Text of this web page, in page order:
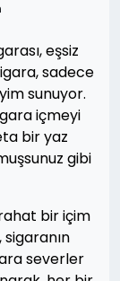
eşsiz
sadece
sunuyor.
içmeyi
bir yaz
gibi
bir içim
severler